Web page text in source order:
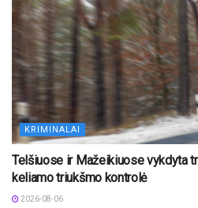
KRIMINALAI
Telšiuose ir Mažeikiuose vykdyta
keliamo triukšmo kontrolė
2026-08-06